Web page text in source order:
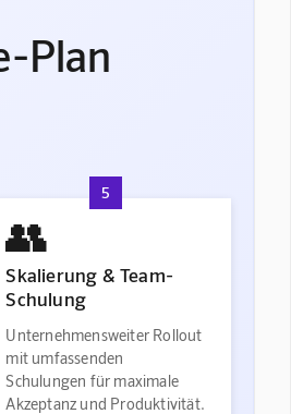
Plan
5
👥
Skalierung & Team-
Schulung
Unternehmensweiter Rollout
mit umfassenden
Schulungen für maximale
Akzeptanz und Produktivität.